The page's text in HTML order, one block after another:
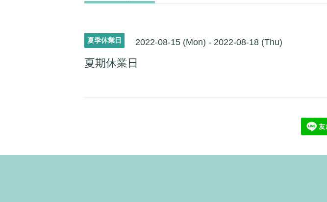
夏季休業日 2022-08-15 (Mon) - 2022-08-18 (Thu)
夏期休業日